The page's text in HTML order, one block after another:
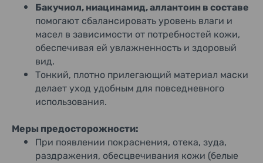
Бакучиол, ниацинамид, аллантоин в составе
помогают сбалансировать уровень влаги и
масел в зависимости от потребностей кожи,
обеспечивая ей увлажненность и здоровый
вид.
Тонкий, плотно прилегающий материал маски
делает уход удобным для повседневного
использования.
Меры предосторожности:
При появлении покраснения, отека, зуда,
раздражения, обесцвечивания кожи (белые